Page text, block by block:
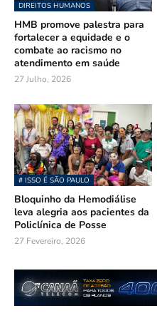
DIREITOS HUMANOS
HMB promove palestra para
fortalecer a equidade e o
combate ao racismo no
atendimento em saúde
27 Julho, 2026
# ISSO É SÃO PAULO
Bloquinho da Hemodiálise
leva alegria aos pacientes da
Policlínica de Posse
27 Fevereiro, 2026